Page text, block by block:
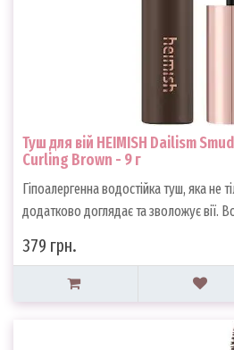
Туш для вій HEIMISH Dailism
Curling Brown - 9 г
Гіпоалергенна водостійка туш, яка не
додатково доглядає та зволожує вії.
379 грн.